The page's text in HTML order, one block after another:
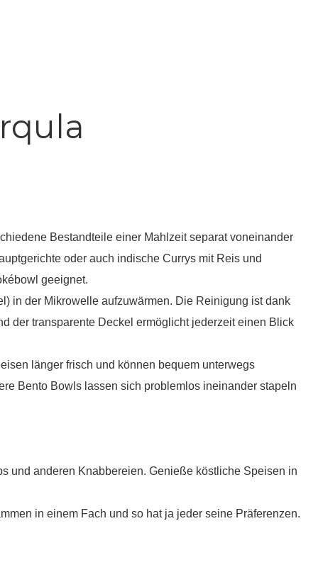
Bestandteile einer Mahlzeit separat voneinander
oder auch indische Currys mit Reis und
geeignet.
in der Mikrowelle aufzuwärmen. Die Reinigung ist dank
der transparente Deckel ermöglicht jederzeit einen Blick
länger frisch und können bequem unterwegs
Bento Bowls lassen sich problemlos ineinander stapeln
und anderen Knabbereien. Genieße köstliche Speisen in
in einem Fach und so hat ja jeder seine Präferenzen.